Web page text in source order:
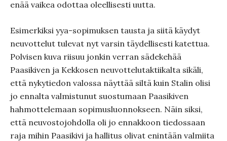
enää vaikea odottaa oleellisesti uutta.
Esimerkiksi yya-sopimuksen tausta ja siitä käydyt
neuvottelut tulevat nyt varsin täydellisesti katettua.
Polvisen kuva riisuu jonkin verran sädekehää
Paasikiven ja Kekkosen neuvottelutaktiikalta sikäli,
että nykytiedon valossa näyttää siltä kuin Stalin olisi
jo ennalta valmistunut suostumaan Paasikiven
hahmottelemaan sopimusluonnokseen. Näin siksi,
että neuvostojohdolla oli jo ennakkoon tiedossaan
raja mihin Paasikivi ja hallitus olivat enintään valmiita